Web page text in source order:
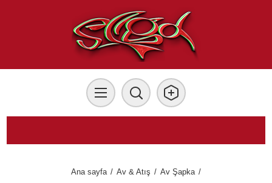
Ana sayfa / Av & Atış / Av Şapka /